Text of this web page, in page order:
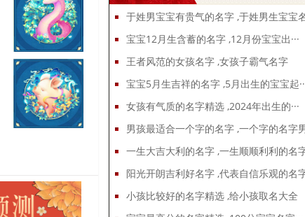
于姓男宝宝有贵气的名字 ,于姓男生宝宝名
宝宝12月生含蓄的名字 ,12月份宝宝出···
王者风范的女孩名字 ,女孩子霸气名字
宝宝5月生吉祥的名字 ,5月出生的宝宝起
女孩有气质的名字精选 ,2024年出生的···
男孩最适合一个字的名字 ,一个字的名字男
一生大吉大利的名字 ,一生顺顺利利的名
阳光开朗吉利好名字 ,代表自信乐观的名
小孩比较好的名字精选 ,给小孩取名大全